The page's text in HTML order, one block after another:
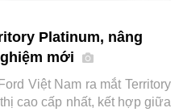
Platinum, nâng
mới
Việt Nam ra mắt Territory
cao cấp nhất, kết hợp giữa